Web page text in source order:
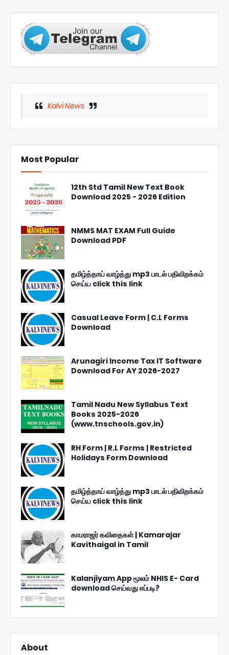
Kalvi News
Most Popular
12th Std Tamil New Text Book
Download 2025 - 2026 Edition
NMMS MAT EXAM Full Guide
Download PDF
தமிழ்த்தாய் வாழ்த்து mp3 பாடல் பதிவிறக்கம்
செய்ய click this link
Casual Leave Form | C.L Forms
Download
Arunagiri Income Tax IT Software
Download For AY 2026-2027
Tamil Nadu New Syllabus Text
Books 2025-2026
(www.tnschools.gov.in)
RH Form | R.L Forms | Restricted
Holidays Form Download
தமிழ்த்தாய் வாழ்த்து mp3 பாடல் பதிவிறக்கம்
செய்ய click this link
காமராஜர் கவிதைகள் | Kamarajar
Kavithaigal in Tamil
Kalanjiyam App மூலம் NHIS E- Card
download செய்வது எப்படி?
About